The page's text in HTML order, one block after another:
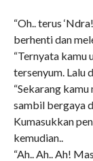
“Oh.. terus
berhenti dan
“Ternyata kamu
tersenyum. Lalu
“Sekarang
sambil bergaya
Kumasukkan
kemudian..
“Ah.. Ah.. Ah!